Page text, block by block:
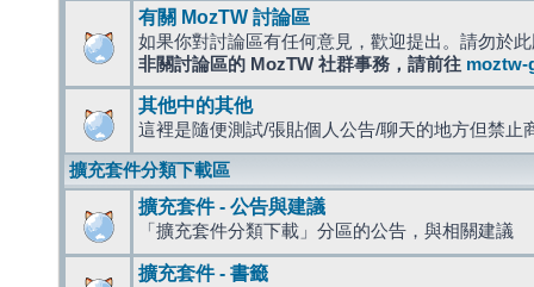
有關 MozTW 討論區
如果你對討論區有任何意見，歡迎提出。請勿於
非關討論區的 MozTW 社群事務，請前往 moztw-
其他中的其他
這裡是隨便測試/張貼個人公告/聊天的地方但禁止
擴充套件分類下載區
擴充套件 - 公告與建議
「擴充套件分類下載」分區的公告，與相關建議
擴充套件 - 書籤